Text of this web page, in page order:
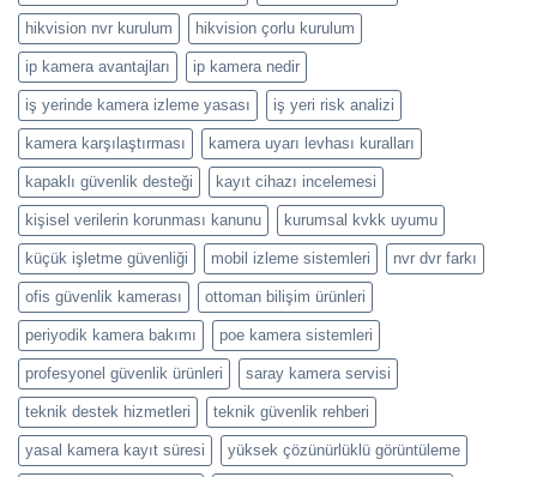
hikvision nvr kurulum hikvision çorlu kurulum
ip kamera avantajları ip kamera nedir
iş yerinde kamera izleme yasası iş yeri risk analizi
kamera karşılaştırması kamera uyarı levhası kuralları
kapaklı güvenlik desteği kayıt cihazı incelemesi
kişisel verilerin korunması kanunu kurumsal kvkk uyumu
küçük işletme güvenliği mobil izleme sistemleri nvr dvr farkı
ofis güvenlik kamerası ottoman bilişim ürünleri
periyodik kamera bakımı poe kamera sistemleri
profesyonel güvenlik ürünleri saray kamera servisi
teknik destek hizmetleri teknik güvenlik rehberi
yasal kamera kayıt süresi yüksek çözünürlüklü görüntüleme